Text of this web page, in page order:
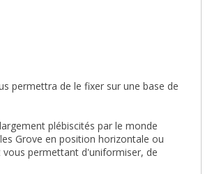
permettra de le fixer sur une base de
plébiscités par le monde
Grove en position horizontale ou
vous permettant d'uniformiser, de